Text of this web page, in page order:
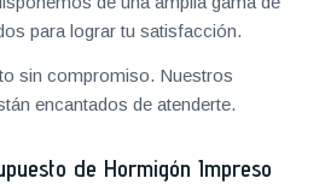
para lograr tu satisfacción.
sin compromiso. Nuestros
encantados de atenderte.
de Hormigón Impreso